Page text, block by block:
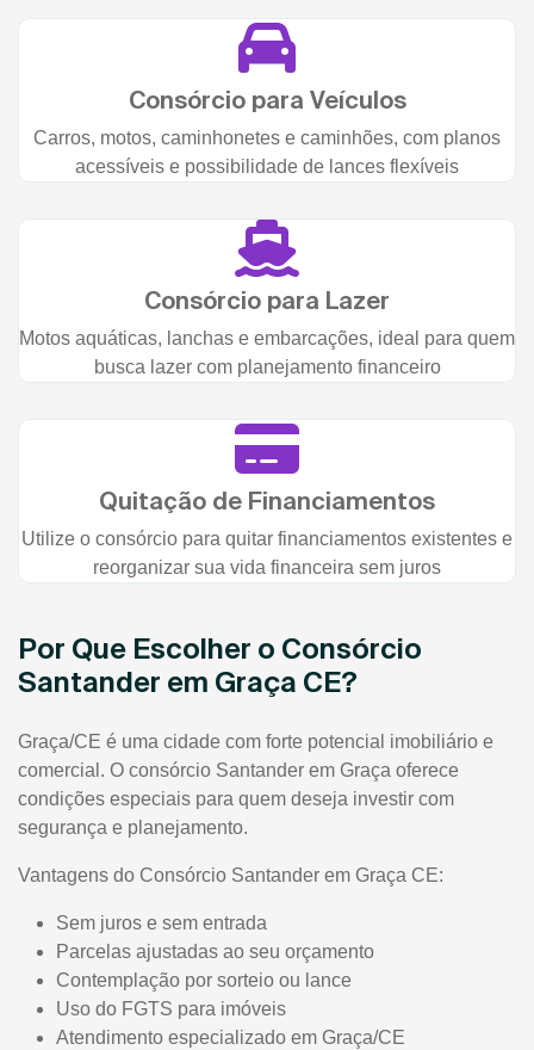
Consórcio para Veículos
Carros, motos, caminhonetes e caminhões, com planos
acessíveis e possibilidade de lances flexíveis
Consórcio para Lazer
Motos aquáticas, lanchas e embarcações, ideal para quem
busca lazer com planejamento financeiro
Quitação de Financiamentos
Utilize o consórcio para quitar financiamentos existentes e
reorganizar sua vida financeira sem juros
Por Que Escolher o Consórcio
Santander em Graça CE?
Graça/CE é uma cidade com forte potencial imobiliário e
comercial. O consórcio Santander em Graça oferece
condições especiais para quem deseja investir com
segurança e planejamento.
Vantagens do Consórcio Santander em Graça CE:
Sem juros e sem entrada
Parcelas ajustadas ao seu orçamento
Contemplação por sorteio ou lance
Uso do FGTS para imóveis
Atendimento especializado em Graça/CE